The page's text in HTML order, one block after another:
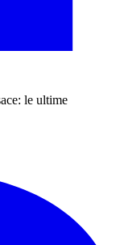
le ultime